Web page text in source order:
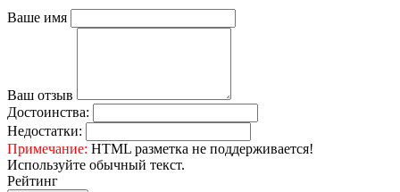
Ваше имя
Ваш отзыв
Достоинства:
Недостатки:
Примечание: HTML разметка не поддерживается!
Используйте обычный текст.
Рейтинг